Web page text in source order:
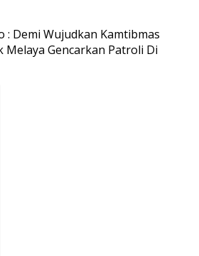
: Demi Wujudkan Kamtibmas
Melaya Gencarkan Patroli Di